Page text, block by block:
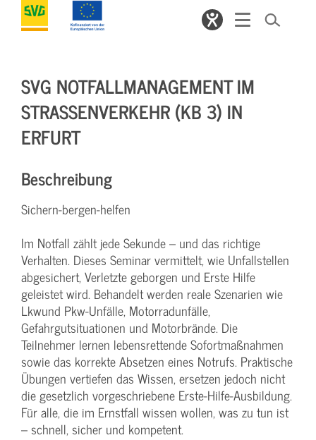
SVG NOTFALLMANAGEMENT IM
STRASSENVERKEHR (KB 3) IN E
RFURT
Beschreibung
Sichern-bergen-helfen
Im Notfall zählt jede Sekunde – und das richtige
Verhalten. Dieses Seminar vermittelt, wie Unfallstellen
abgesichert, Verletzte geborgen und Erste Hilfe
geleistet wird. Behandelt werden reale Szenarien wie
Lkwund Pkw-Unfälle, Motorradunfälle,
Gefahrgutsituationen und Motorbrände. Die
Teilnehmer lernen lebensrettende Sofortmaßnahmen
sowie das korrekte Absetzen eines Notrufs. Praktische
Übungen vertiefen das Wissen, ersetzen jedoch nicht
die gesetzlich vorgeschriebene Erste-Hilfe-Ausbildung.
Für alle, die im Ernstfall wissen wollen, was zu tun ist
– schnell, sicher und kompetent.